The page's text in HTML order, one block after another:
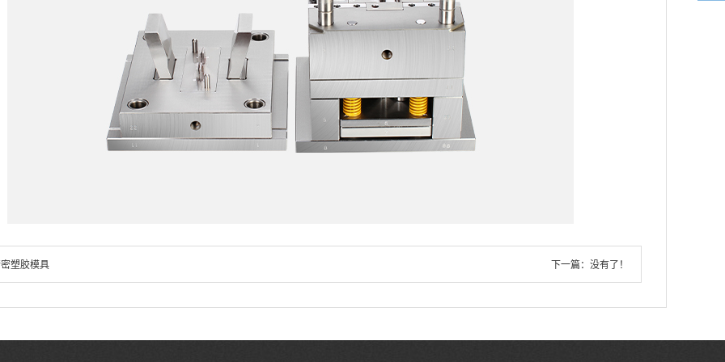
塑胶模具 下一篇：没有了！